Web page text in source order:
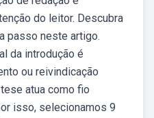
do leitor. Descubra
passo neste artigo.
da introdução é
ou reivindicação
atua como fio
isso, selecionamos 9